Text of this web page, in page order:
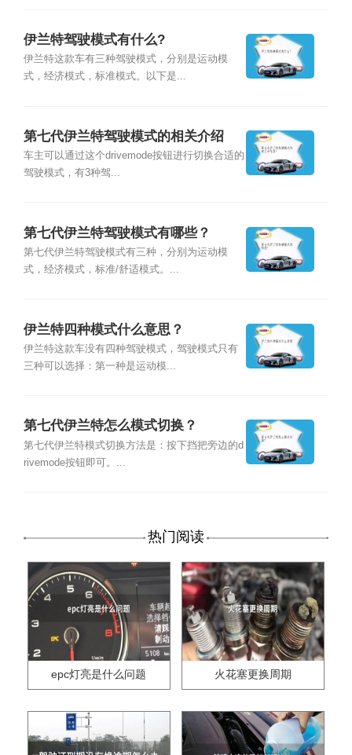
伊兰特驾驶模式有什么?
伊兰特这款车有三种驾驶模式，分别是运动模
式，经济模式，标准模式。以下是...
第七代伊兰特驾驶模式的相关介绍
是？
车主可以通过这个drivemode按钮进行切换合适的
驾驶模式，有3种驾...
第七代伊兰特驾驶模式有哪些？
第七代伊兰特驾驶模式有三种，分别为运动模
式，经济模式，标准/舒适模式。...
伊兰特四种模式什么意思？
伊兰特这款车没有四种驾驶模式，驾驶模式只有
三种可以选择：第一种是运动模...
第七代伊兰特怎么模式切换？
第七代伊兰特模式切换方法是：按下挡把旁边的d
rivemode按钮即可。...
热门阅读
epc灯亮是什么问题 火花塞更换周期